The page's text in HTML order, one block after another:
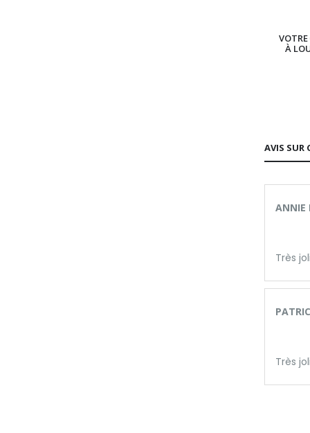
VOTRE
À
AVIS SUR
ANNIE
Très joli
Très